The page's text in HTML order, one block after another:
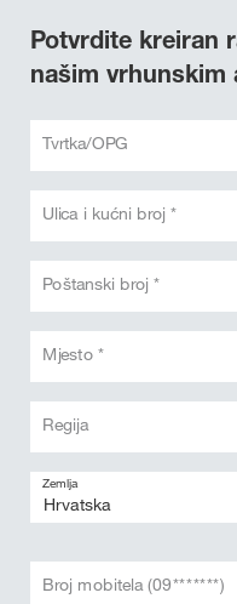
Potvrdite kreiran
našim vrhunskim
Tvrtka/OPG
Ulica i kućni broj *
Poštanski broj *
Mjesto *
Regija
Zemlja
Broj mobitela (09*******)